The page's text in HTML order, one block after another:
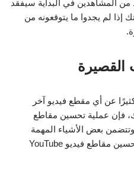
المشاهدين في البداية سيفقد
إذا لم يجدوا ما يتوقعونه من
القصيرة
عن أي مقطع فيديو آخر
فإن عملية تحسين مقاطع
وتتضمن بعض الأشياء المهمة
للغاية والتي تلعب دورًا حيويًا في تحسين مقاطع فيديو YouTube